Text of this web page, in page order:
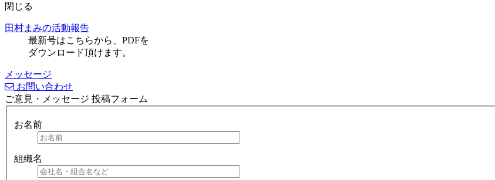
閉じる
田村まみの活動報告
最新号はこちらから、PDFを
ダウンロード頂けます。
メッセージ
お問い合わせ
ご意見・メッセージ 投稿フォーム
お名前
組織名